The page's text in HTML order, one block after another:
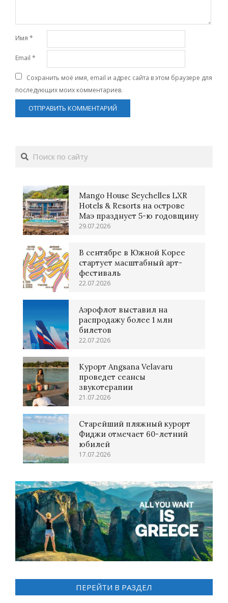
Имя *
Email *
Сохранить моё имя, email и адрес сайта в этом браузере для
последующих моих комментариев.
Поиск
Mango House Seychelles LXR
Hotels & Resorts на острове
Маэ празднует 5-ю годовщину
29.07.2026
В сентябре в Южной Корее
стартует масштабный арт-
фестиваль
22.07.2026
Аэрофлот выставил на
распродажу более 1 млн
билетов
22.07.2026
Курорт Angsana Velavaru
проведет сеансы
звукотерапии
21.07.2026
Старейший пляжный курорт
Фиджи отмечает 60-летний
юбилей
17.07.2026
ПЕРЕЙТИ В РАЗДЕЛ